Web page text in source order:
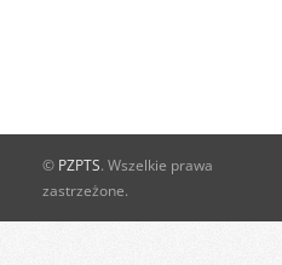
© PZPTS. Wszelkie prawa
zastrzeżone.